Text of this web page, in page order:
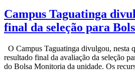
Campus Taguatinga
final da seleção para
O Campus Taguatinga divulgou, nesta
resultado final da avaliação da seleção
do Bolsa Monitoria da unidade. Os